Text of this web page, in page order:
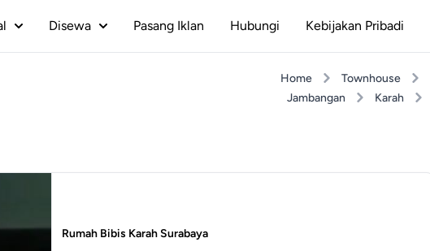
Disewa Pasang Iklan Hubungi Kebijakan Pribadi
Home Townhouse
Jambangan
Karah
Rumah Bibis Karah Surabaya